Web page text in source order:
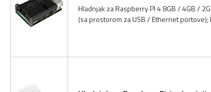
Hladnjak za Raspberry PI 4 8GB / 4GB /
(sa prostorom za USB / Ethernet